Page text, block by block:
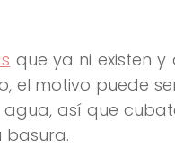
que ya ni existen
el motivo puede
así que
basura.